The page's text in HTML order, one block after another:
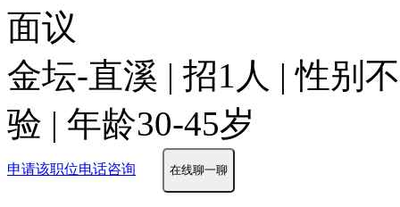
面议
金坛-直溪 | 招1人 | 性别
验 | 年龄30-45岁
申请该职位电话咨询 在线聊一聊